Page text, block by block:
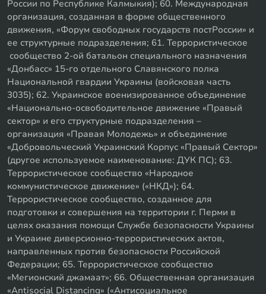
России по Республике Калмыкия); 60. Международная
организация, созданная в форме общественного
движения, «Форум свободных государств постРоссии» и
ее структурные подразделения; 61. Террористическое
сообщество 2-ой батальон специального назначения
«Донбасс» 15-го отдельного Славянского полка
Национальной гвардии Украины (войсковая часть
3035); 62. Украинское военизированное объединение
«Национально-освободительное движение «Правый
сектор» и его структурные подразделения –
организация «Правая Молодежь» и объединение
«Добровольческий Украинский Корпус «Правый Сектор»
(другое используемое наименование: ДУК ПС); 63.
Террористическое сообщество «Народное
коммунистическое движение» («НКД»); 64.
Террористическое сообщество, созданное для
подготовки и совершения на территории г. Перми в
целях оказания помощи Службе безопасности Украины
и Украине диверсионно-террористических актов,
направленных против безопасности Российской
Федерации; 65. Террористическое сообщество
«Мегионский джамаат»; 66. Общественная организация
«Antisocial Distancing» («Антисоциальное